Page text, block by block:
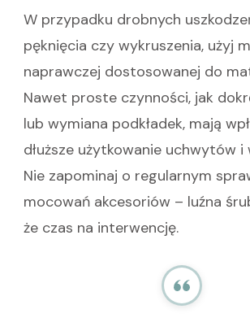
W przypadku drobnych
pęknięcia czy wykruszenia, użyj
naprawczej dostosowanej do
Nawet proste czynności, jak
lub wymiana podkładek, mają
dłuższe użytkowanie uchwytów i
Nie zapominaj o regularnym
mocowań akcesoriów – luźna
że czas na interwencję.